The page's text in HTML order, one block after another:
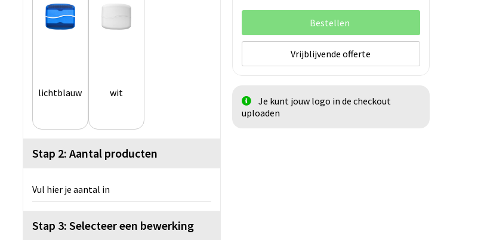
lichtblauw wit
Stap 2: Aantal producten
Vul hier je aantal in
Stap 3: Selecteer een bewerking
Bestellen
Vrijblijvende offerte
Je kunt jouw logo in de checkout
uploaden